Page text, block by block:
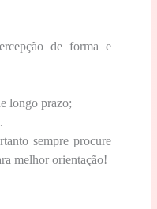
de forma e
longo prazo;
sempre procure
melhor orientação!